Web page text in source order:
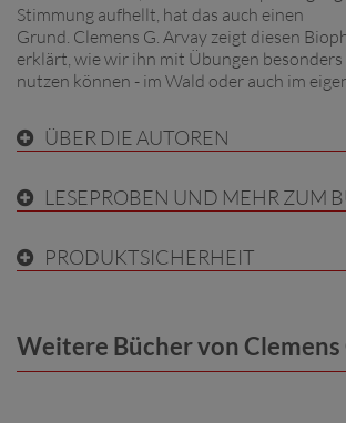
Stimmung aufhellt, hat das auch einen
Grund. Clemens G. Arvay zeigt diesen
erklärt, wie wir ihn mit Übungen
nutzen können - im Wald oder auch im
ÜBER DIE AUTOREN
LESEPROBEN UND MEHR ZUM
PRODUKTSICHERHEIT
Weitere Bücher von Clemens